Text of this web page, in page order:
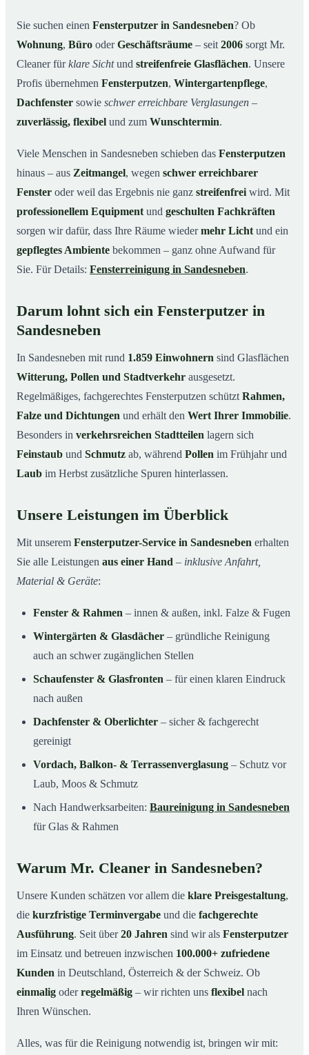
03Unsere Leistungen im Überblick
04Warum Mr. Cleaner in Sandesneben?
05So funktioniert’s
07Jetzt kostenloses Angebot einholen
Sandesneben im Einsatz
Sie suchen einen Fensterputzer in Sandesneben? Ob
Wohnung, Büro oderGeschäftsräume – seit 2006 sorgt Mr.
Cleaner fürklare Sichtund streifenfreie Glasflächen. Unsere
Profis übernehmen Fensterputzen, Wintergartenpflege,
Dachfenster sowie schwer erreichbare Verglasungen –
zuverlässig, flexibel und zum Wunschtermin.
Viele Menschen in Sandesneben schieben das Fensterputzen
hinaus – aus Zeitmangel, wegen schwer erreichbarer
Fenster oder weil das Ergebnis nie ganz streifenfrei wird. Mit
professionellem Equipment und geschulten Fachkräften
sorgen wir dafür, dass Ihre Räume wiedermehr Licht und ein
gepflegtes Ambiente bekommen – ganz ohne Aufwand für
Sie. Für Details: Fensterreinigung in Sandesneben.
Darum lohnt sich ein Fensterputzer in
Sandesneben
In Sandesneben mit rund 1.859 Einwohnern sind Glasflächen
Witterung, Pollen und Stadtverkehr ausgesetzt.
Regelmäßiges, fachgerechtes Fensterputzen schützt Rahmen,
Falze und Dichtungen und erhält den Wert Ihrer Immobilie.
Besonders in verkehrsreichen Stadtteilen lagern sich
Feinstaub und Schmutz ab, während Pollen im Frühjahr und
Laub im Herbst zusätzliche Spuren hinterlassen.
Unsere Leistungen im Überblick
Mit unserem Fensterputzer-Service in Sandesneben erhalten
Sie alle Leistungen aus einer Hand – inklusive Anfahrt,
Material & Geräte:
Fenster & Rahmen – innen & außen, inkl. Falze & Fugen
Wintergärten & Glasdächer – gründliche Reinigung
auch an schwer zugänglichen Stellen
Schaufenster & Glasfronten – für einen klaren Eindruck
nach außen
Dachfenster & Oberlichter – sicher & fachgerecht
gereinigt
Vordach, Balkon- & Terrassenverglasung – Schutz vor
Laub, Moos & Schmutz
Nach Handwerksarbeiten: Baureinigung in Sandesneben
für Glas & Rahmen
Warum Mr. Cleaner in Sandesneben?
Unsere Kunden schätzen vor allem die klare Preisgestaltung,
die kurzfristige Terminvergabe und die fachgerechte
Ausführung. Seit über20 Jahren sind wir als Fensterputzer
im Einsatz und betreuen inzwischen 100.000+ zufriedene
Kunden in Deutschland, Österreich & der Schweiz. Ob
einmalig oderregelmäßig – wir richten uns flexibel nach
Ihren Wünschen.
Alles, was für die Reinigung notwendig ist, bringen wir mit: